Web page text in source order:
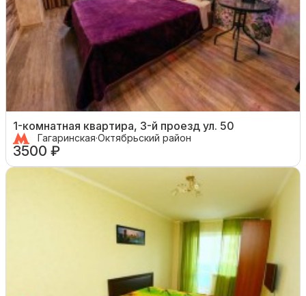
1-комнатная квартира, 3-й проезд ул. 50
Гагаринская·Октябрьский район
3500 ₽